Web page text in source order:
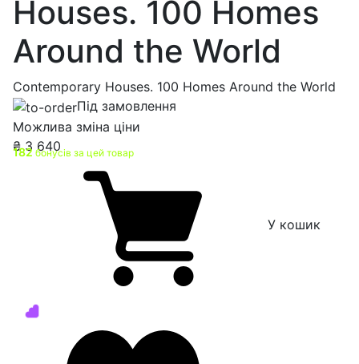
Houses. 100 Homes
Around the World
Contemporary Houses. 100 Homes Around the World
Під замовлення
Можлива зміна ціни
₴3 640
182 бонусів за цей товар
У кошик